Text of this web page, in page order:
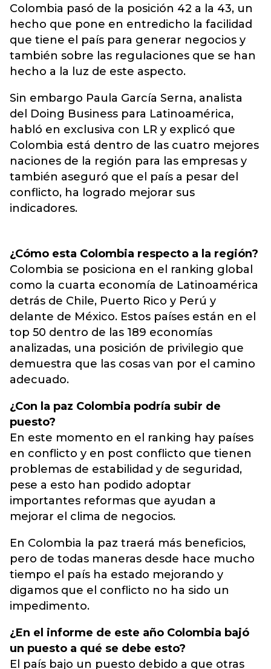
Colombia pasó de la posición 42 a la 43, un
hecho que pone en entredicho la facilidad
que tiene el país para generar negocios y
también sobre las regulaciones que se han
hecho a la luz de este aspecto.
Sin embargo Paula García Serna, analista
del Doing Business para Latinoamérica,
habló en exclusiva con LR y explicó que
Colombia está dentro de las cuatro mejores
naciones de la región para las empresas y
también aseguró que el país a pesar del
conflicto, ha logrado mejorar sus
indicadores.
¿Cómo esta Colombia respecto a la región?
Colombia se posiciona en el ranking global
como la cuarta economía de Latinoamérica
detrás de Chile, Puerto Rico y Perú y
delante de México. Estos países están en el
top 50 dentro de las 189 economías
analizadas, una posición de privilegio que
demuestra que las cosas van por el camino
adecuado.
¿Con la paz Colombia podría subir de
puesto?
En este momento en el ranking hay países
en conflicto y en post conflicto que tienen
problemas de estabilidad y de seguridad,
pese a esto han podido adoptar
importantes reformas que ayudan a
mejorar el clima de negocios.
En Colombia la paz traerá más beneficios,
pero de todas maneras desde hace mucho
tiempo el país ha estado mejorando y
digamos que el conflicto no ha sido un
impedimento.
¿En el informe de este año Colombia bajó
un puesto a qué se debe esto?
El país bajo un puesto debido a que otras